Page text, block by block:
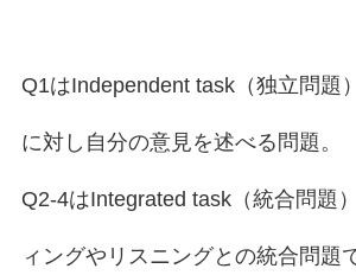
Q1はIndependent task（独立問題
に対し自分の意見を述べる問題。
Q2-4はIntegrated task（統合問題
ィングやリスニングとの統合問題